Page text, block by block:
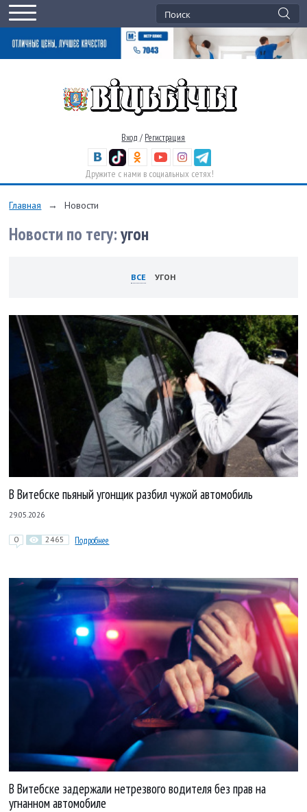
Вход / Регистрация
Дружите с нами в социальных сетях!
Главная → Новости
Новости по тегу:угон
ВСЕ УГОН
В Витебске пьяный угонщик разбил чужой автомобиль
29.05.2026
0 2465 Подробнее
В Витебске задержали нетрезвого водителя без прав на
угнанном автомобиле